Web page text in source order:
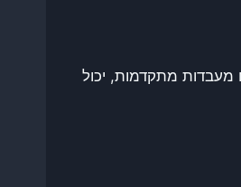
מעבדות מתקדמות, יכול